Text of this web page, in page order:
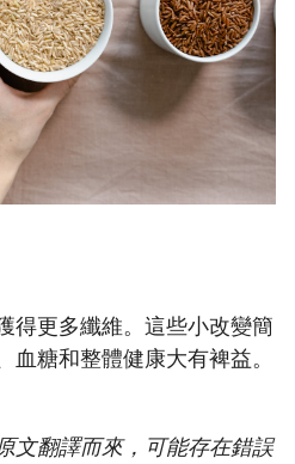
得更多纖維。這些小改變簡
糖和整體健康大有裨益。
文翻譯而來，可能存在錯誤